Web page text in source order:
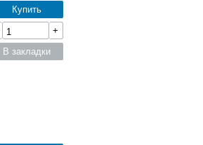
Купить
+
В закладки